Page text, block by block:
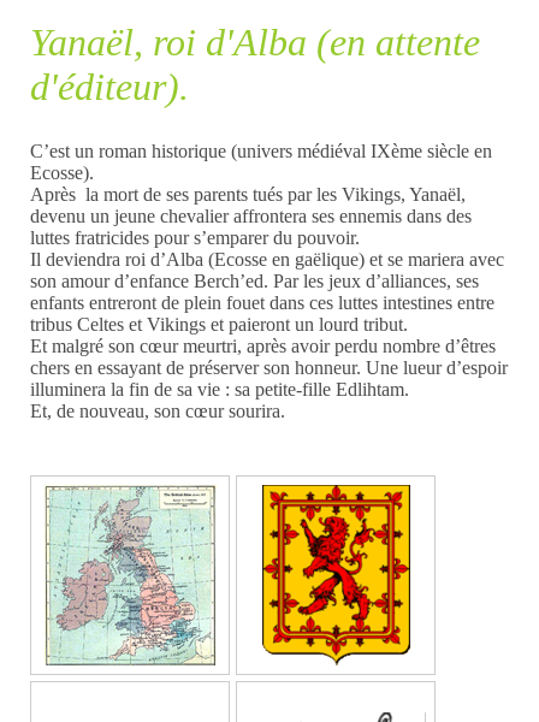
Yanaël, roi d'Alba (en attente
d'éditeur).
C’est un roman historique (univers médiéval IXème siècle en
Ecosse).
Après la mort de ses parents tués par les Vikings, Yanaël,
devenu un jeune chevalier affrontera ses ennemis dans des
luttes fratricides pour s’emparer du pouvoir.
Il deviendra roi d’Alba (Ecosse en gaëlique) et se mariera avec
son amour d’enfance Berch’ed. Par les jeux d’alliances, ses
enfants entreront de plein fouet dans ces luttes intestines entre
tribus Celtes et Vikings et paieront un lourd tribut.
Et malgré son cœur meurtri, après avoir perdu nombre d’êtres
chers en essayant de préserver son honneur. Une lueur d’espoir
illuminera la fin de sa vie : sa petite-fille Edlihtam.
Et, de nouveau, son cœur sourira.